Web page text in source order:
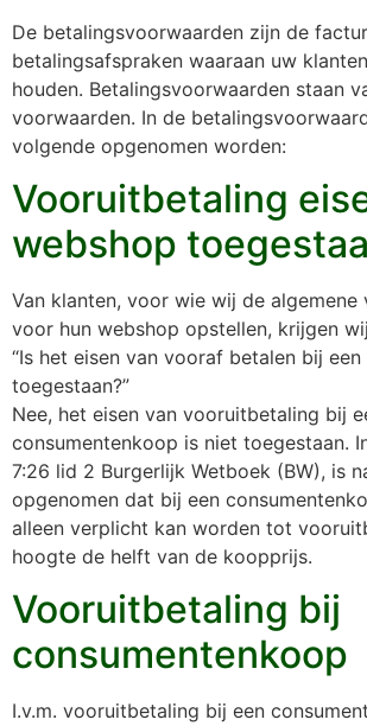
De betalingsvoorwaarden zijn de
betalingsafspraken waaraan uw
houden. Betalingsvoorwaarden staan
voorwaarden. In de
volgende opgenomen worden:
Vooruitbetaling
webshop
Van klanten, voor wie wij de algemene
voor hun webshop opstellen, krijgen
“Is het eisen van vooraf betalen bij
toegestaan?”
Nee, het eisen van vooruitbetaling bij
consumentenkoop is niet toegestaan.
7:26 lid 2 Burgerlijk Wetboek (BW), is
opgenomen dat bij een
alleen verplicht kan worden tot
hoogte de helft van de koopprijs.
Vooruitbetaling bij
consumentenkoop
I.v.m. vooruitbetaling bij een